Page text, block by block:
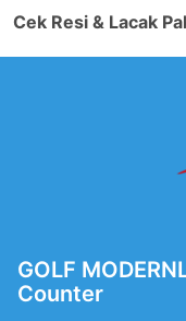
Cek Resi & Lacak
GOLF
Counter